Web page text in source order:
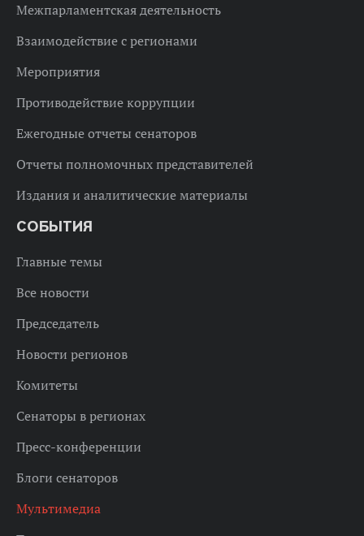
Межпарламентская деятельность
Взаимодействие с регионами
Мероприятия
Противодействие коррупции
Ежегодные отчеты сенаторов
Отчеты полномочных представителей
Издания и аналитические материалы
СОБЫТИЯ
Главные темы
Все новости
Председатель
Новости регионов
Комитеты
Сенаторы в регионах
Пресс-конференции
Блоги сенаторов
Мультимедиа